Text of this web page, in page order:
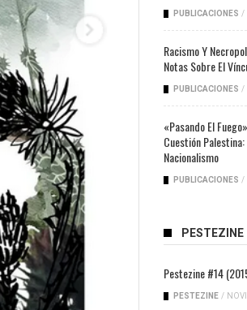
PUBLICACIONES /
Racismo Y
Notas Sobre El
PUBLICACIONES /
«Pasando El
Cuestión
Nacionalismo
PUBLICACIONES /
PESTEZINE
Pestezine #14
PESTEZINE /